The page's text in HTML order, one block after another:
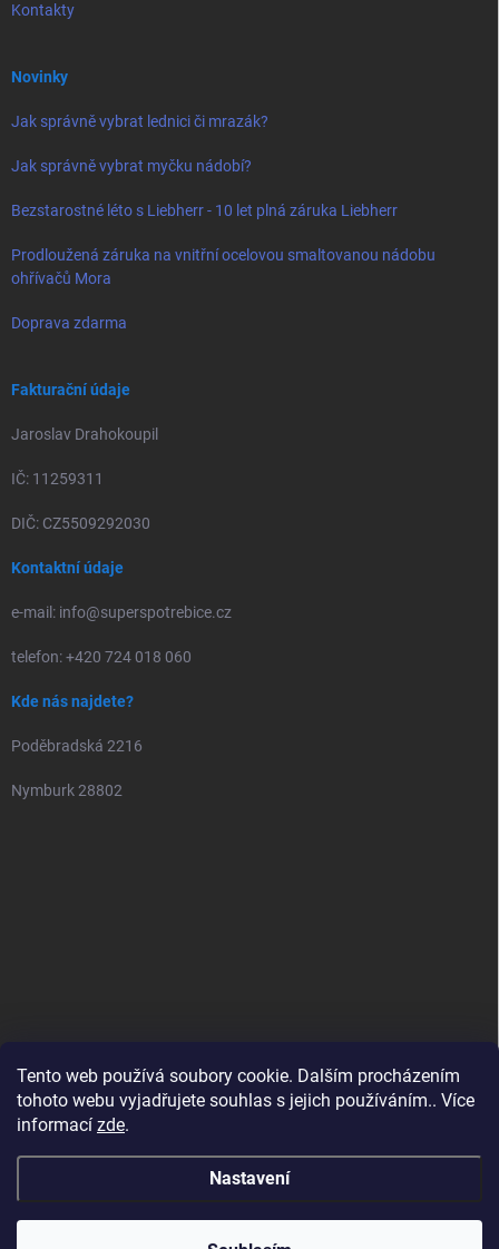
Tento web používá soubory cookie. Dalším procházením
tohoto webu vyjadřujete souhlas s jejich používáním.. Více
informací zde.
Nastavení
Kontakty
Novinky
Jak správně vybrat lednici či mrazák?
Jak správně vybrat myčku nádobí?
Bezstarostné léto s Liebherr - 10 let plná záruka Liebherr
Prodloužená záruka na vnitřní ocelovou smaltovanou nádobu
ohřívačů Mora
Doprava zdarma
Fakturační údaje
Jaroslav Drahokoupil
IČ: 11259311
DIČ: CZ5509292030
Kontaktní údaje
e-mail: info@superspotrebice.cz
telefon: +420 724 018 060
Kde nás najdete?
Poděbradská 2216
Nymburk 28802
SuperSpotřebiče . Všechna práva vyhrazena.